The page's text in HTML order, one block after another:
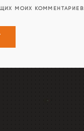
МОИХ КОММЕНТАРИЕВ.